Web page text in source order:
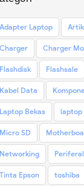
Laptop
Charger
Flashsale
Data
Bekas laptop
SD
Periferal
Epson toshiba